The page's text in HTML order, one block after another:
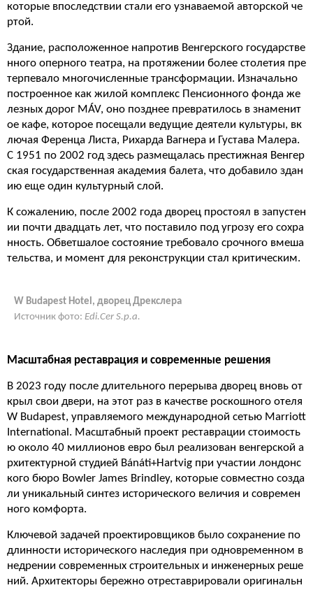
которые впоследствии стали его узнаваемой авторской че
ртой.
Здание, расположенное напротив Венгерского государстве
нного оперного театра, на протяжении более столетия пре
терпевало многочисленные трансформации. Изначально
построенное как жилой комплекс Пенсионного фонда же
лезных дорог MÁV, оно позднее превратилось в знаменит
ое кафе, которое посещали ведущие деятели культуры, вк
лючая Ференца Листа, Рихарда Вагнера и Густава Малера.
С 1951 по 2002 год здесь размещалась престижная Венгер
ская государственная академия балета, что добавило здан
ию еще один культурный слой.
К сожалению, после 2002 года дворец простоял в запустен
ии почти двадцать лет, что поставило под угрозу его сохра
нность. Обветшалое состояние требовало срочного вмеша
тельства, и момент для реконструкции стал критическим.
W Budapest Hotel, дворец Дрекслера
Источник фото: Edi.Cer S.p.a.
Масштабная реставрация и современные решения
В 2023 году после длительного перерыва дворец вновь от
крыл свои двери, на этот раз в качестве роскошного отеля
W Budapest, управляемого международной сетью Marriott
International. Масштабный проект реставрации стоимость
ю около 40 миллионов евро был реализован венгерской а
рхитектурной студией Bánáti+Hartvig при участии лондонс
кого бюро Bowler James Brindley, которые совместно созда
ли уникальный синтез исторического величия и современ
ного комфорта.
Ключевой задачей проектировщиков было сохранение по
длинности исторического наследия при одновременном в
недрении современных строительных и инженерных реше
ний. Архитекторы бережно отреставрировали оригинальн